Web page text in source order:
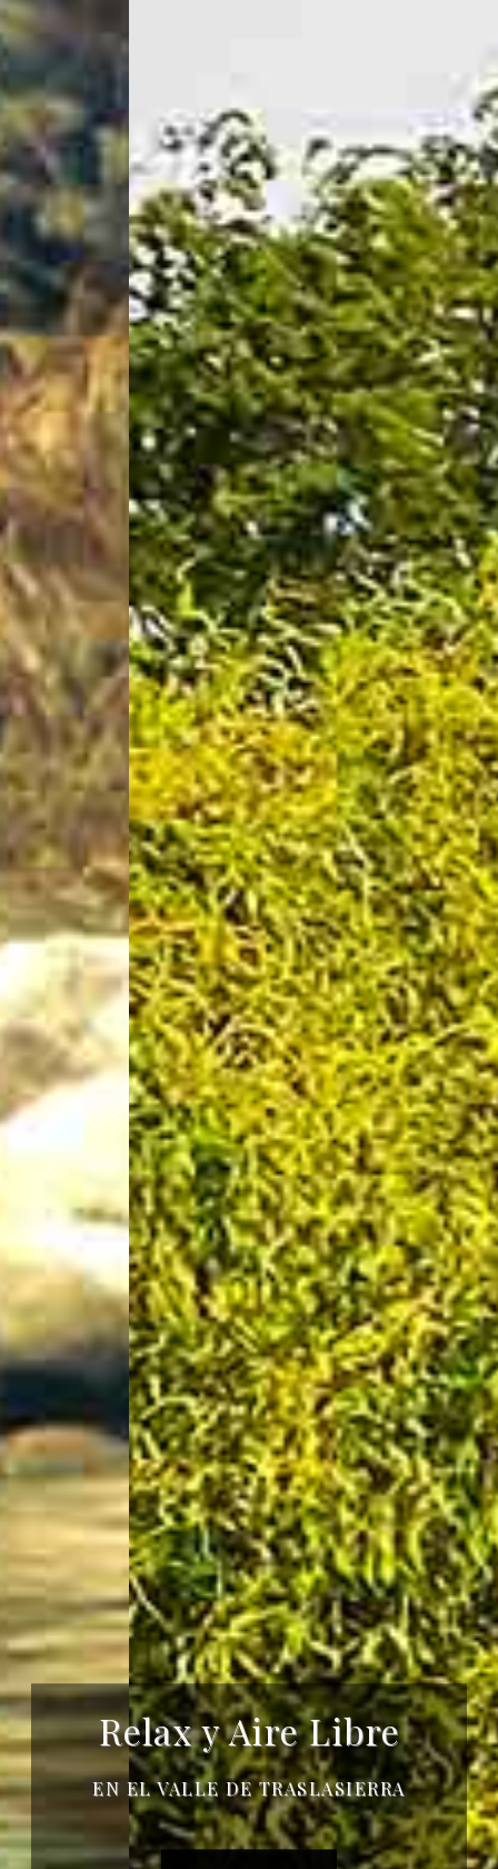
Relax y Aire Libre
EN EL VALLE DE TRASLASIERRA